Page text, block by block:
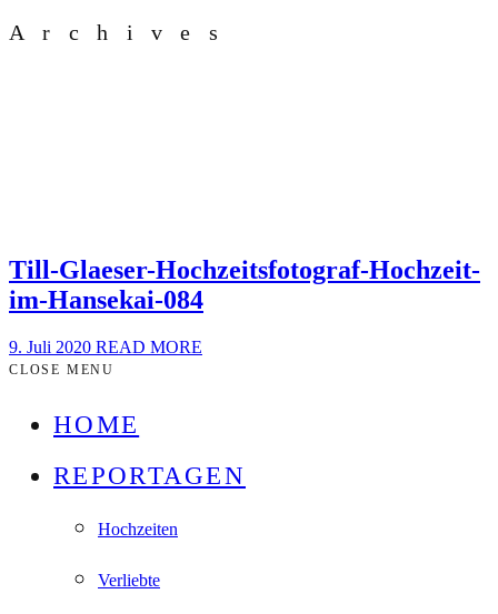
Archives
Till-Glaeser-Hochzeitsfotograf-Hochzeit-
im-Hansekai-084
9. Juli 2020 READ MORE
CLOSE MENU
HOME
REPORTAGEN
Hochzeiten
Verliebte